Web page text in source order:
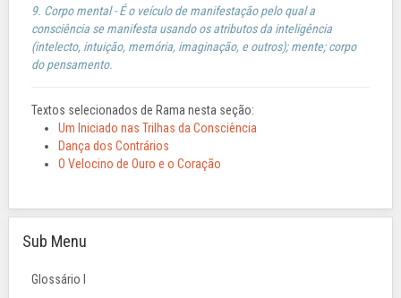
9. Corpo mental - É o veículo de manifestação pelo qual a
consciência se manifesta usando os atributos da inteligência
(intelecto, intuição, memória, imaginação, e outros); mente; corpo
do pensamento.
Textos selecionados de Rama nesta seção:
Um Iniciado nas Trilhas da Consciência
Dança dos Contrários
O Velocino de Ouro e o Coração
Sub Menu
Glossário I